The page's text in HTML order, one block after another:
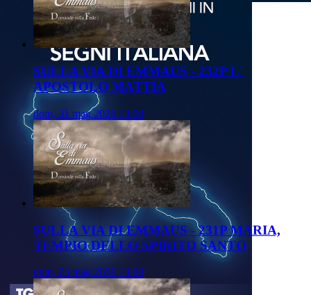
SULLA VIA DI EMMAUS - 232P L'
APOSTOLO MATTIA
dom, 31 mag 2026 13:00
SULLA VIA DI EMMAUS - 231P MARIA,
TEMPIO DELLO SPIRITO SANTO
dom, 24 mag 2026 13:00